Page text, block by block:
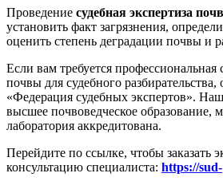
Проведение судебная экспертиза
установить факт загрязнения,
оценить степень деградации почвы и
Если вам требуется профессиональная
почвы для судебного
«Федерация судебных экспертов».
высшее почвоведческое образование,
лаборатория аккредитована.
Перейдите по ссылке, чтобы заказать
консультацию специалиста: https://sud-